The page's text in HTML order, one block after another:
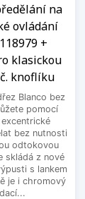
na
ovládání
+
klasickou
knoflíku
Blanco bez
pomocí
bez nutnosti
odtokovou
skládá z nové
s lankem
je i chromový